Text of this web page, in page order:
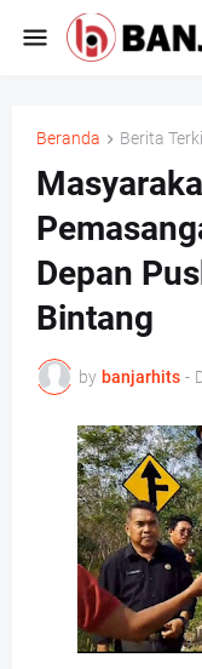
Beranda Berita
Depan
Bintang
by banjarhits -